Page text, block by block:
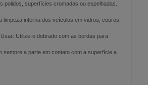
polidos, superfícies cromadas ou espelhadas.
limpeza interna dos veículos em vidros, couros,
Utilize-o dobrado com as bordas para
sempre a parte em contato com a superfície a